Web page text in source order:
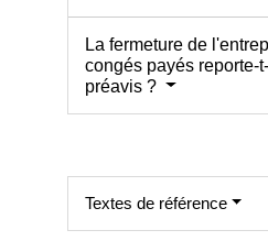
La fermeture de
congés payés reporte-
préavis ?
Textes de référence